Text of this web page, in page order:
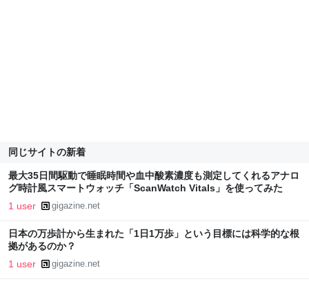
同じサイトの新着
最大35日間駆動で睡眠時間や血中酸素濃度も測定してくれるアナロ
グ時計風スマートウォッチ「ScanWatch Vitals」を使ってみた
1 user gigazine.net
日本の万歩計から生まれた「1日1万歩」という目標には科学的な根
拠があるのか？
1 user gigazine.net